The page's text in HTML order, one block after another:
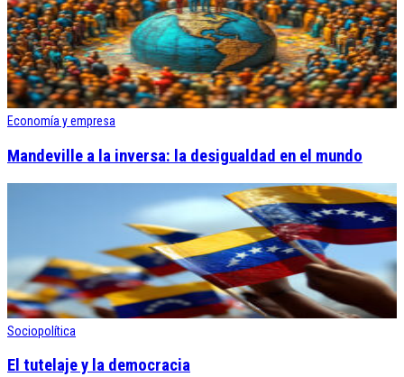
Economía y empresa
Mandeville a la inversa: la desigualdad en el mundo
Sociopolítica
El tutelaje y la democracia